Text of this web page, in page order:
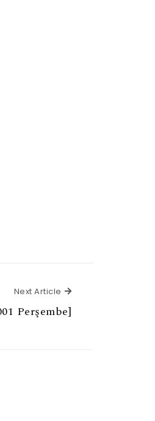
Next Article Next Article
Perşembe]